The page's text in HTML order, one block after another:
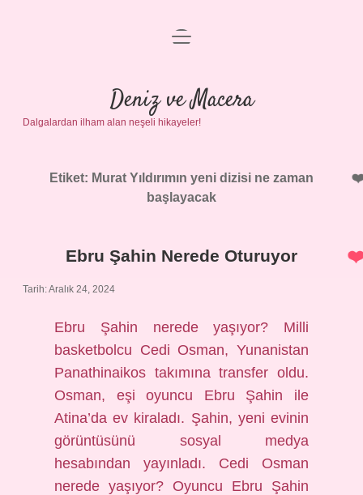
Anasayfa
Gizlilik Politikası
Yasal Uyarı
menüyü
Deniz ve Macera
Dalgalardan ilham alan neşeli hikayeler!
Etiket: Murat Yıldırımın yeni dizisi ne zaman
başlayacak
Ebru Şahin Nerede Oturuyor
Tarih: Aralık 24, 2024
Ebru Şahin nerede yaşıyor? Milli
basketbolcu Cedi Osman, Yunanistan
Panathinaikos takımına transfer oldu.
Osman, eşi oyuncu Ebru Şahin ile
Atina’da ev kiraladı. Şahin, yeni evinin
görüntüsünü sosyal medya
hesabından yayınladı. Cedi Osman
nerede yaşıyor? Oyuncu Ebru Şahin